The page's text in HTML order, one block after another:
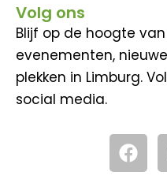
Volg ons
Blijf op de hoogte
evenementen,
plekken in Limburg.
social media.
F
a
c